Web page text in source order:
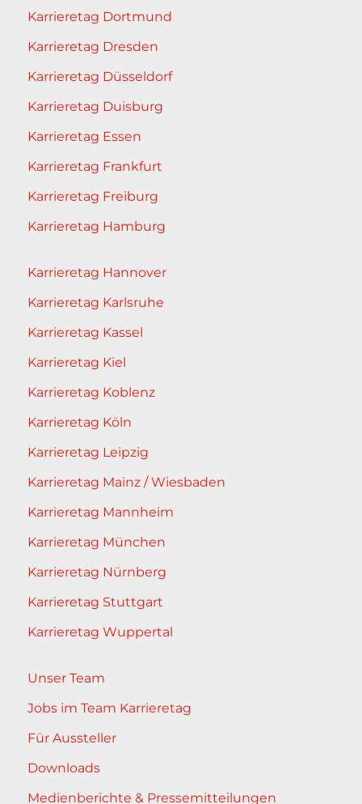
Karrieretag Dortmund
Karrieretag Dresden
Karrieretag Düsseldorf
Karrieretag Duisburg
Karrieretag Essen
Karrieretag Frankfurt
Karrieretag Freiburg
Karrieretag Hamburg
Karrieretag Hannover
Karrieretag Karlsruhe
Karrieretag Kassel
Karrieretag Kiel
Karrieretag Koblenz
Karrieretag Köln
Karrieretag Leipzig
Karrieretag Mainz / Wiesbaden
Karrieretag Mannheim
Karrieretag München
Karrieretag Nürnberg
Karrieretag Stuttgart
Karrieretag Wuppertal
Unser Team
Jobs im Team Karrieretag
Für Aussteller
Downloads
Medienberichte & Pressemitteilungen